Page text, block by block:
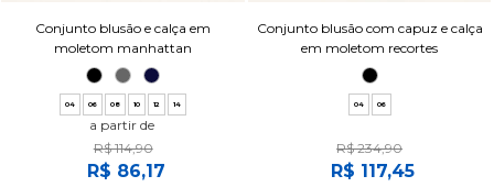
Conjunto blusão e calça em
moletom manhattan
04 06 08 10 12 14
a partir de
R$ 114,90
R$ 86,17
Conjunto blusão com capuz e calça
em moletom recortes
04 06
R$ 234,90
R$ 117,45